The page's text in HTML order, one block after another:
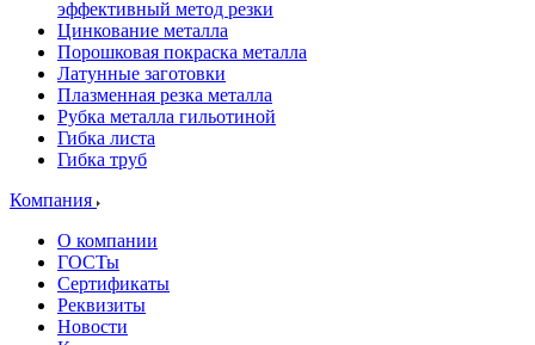
эффективный метод резки
Цинкование металла
Порошковая покраска металла
Латунные заготовки
Плазменная резка металла
Рубка металла гильотиной
Гибка листа
Гибка труб
Компания
О компании
ГОСТы
Сертификаты
Реквизиты
Новости